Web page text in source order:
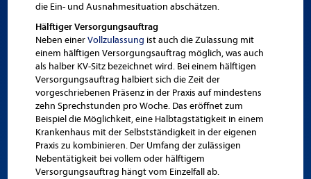
die Ein- und Ausnahmesituation abschätzen.
Hälftiger Versorgungsauftrag
Neben einerVollzulassung ist auch die Zulassung mit
einem hälftigen Versorgungs­auftrag möglich, was auch
als halber KV-Sitz bezeichnet wird. Bei einem hälftigen
Versorgungsauftrag halbiert sich die Zeit der
vorgeschriebenen Präsenz in der Praxis auf mindestens
zehn Sprech­stunden pro Woche. Das eröffnet zum
Beispiel die Möglichkeit, eine Halbtags­tätigkeit in einem
Kranken­haus mit der Selbst­ständigkeit in der eigenen
Praxis zu kombinieren. Der Umfang der zulässigen
Nebentätigkeit bei vollem oder hälftigem
Versorgungsauftrag hängt vom Einzelfall ab.